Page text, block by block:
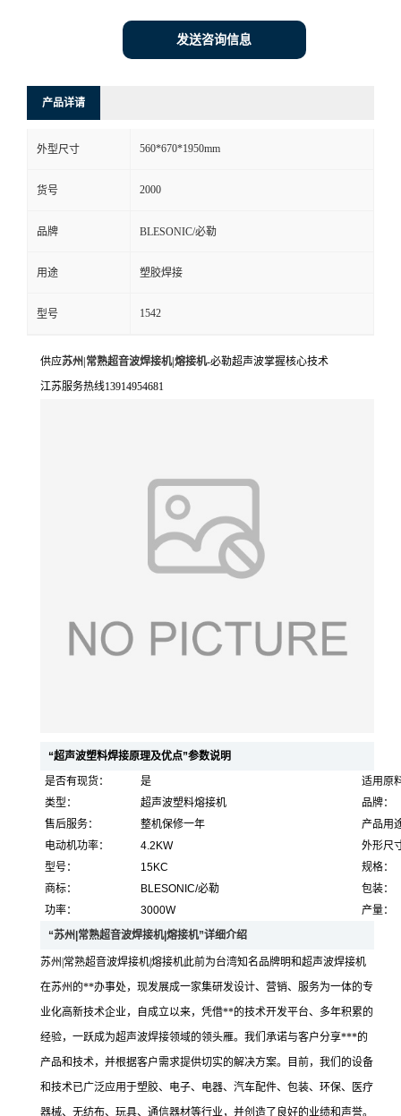
发送咨询信息
产品详请
外型尺寸 560*670*1950mm
货号 2000
品牌 BLESONIC/必勒
用途 塑胶焊接
型号 1542
供应苏州|常熟超音波焊接机|熔接机-必勒超声波掌握核心技术
江苏服务热线13914954681
“超声波塑料焊接原理及优点”参数说明
是否有现货：
是
适用原
类型：
超声波塑料熔接机
品牌：
售后服务：
整机保修一年
产品用
电动机功率：
4.2KW
外形尺
型号：
15KC
规格：
商标：
BLESONIC/必勒
包装：
功率：
3000W
产量：
“苏州|常熟超音波焊接机|熔接机”详细介绍
苏州|常熟超音波焊接机|熔接机此前为台湾知名品牌明和超声波焊接机
在苏州的**办事处，现发展成一家集研发设计、营销、服务为一体的专
业化高新技术企业，自成立以来，凭借**的技术开发平台、多年积累的
经验，一跃成为超声波焊接领域的领头雁。我们承诺与客户分享***的
产品和技术，并根据客户需求提供切实的解决方案。目前，我们的设备
和技术已广泛应用于塑胶、电子、电器、汽车配件、包装、环保、医疗
器械、无纺布、玩具、通信器材等行业，并创造了良好的业绩和声誉。